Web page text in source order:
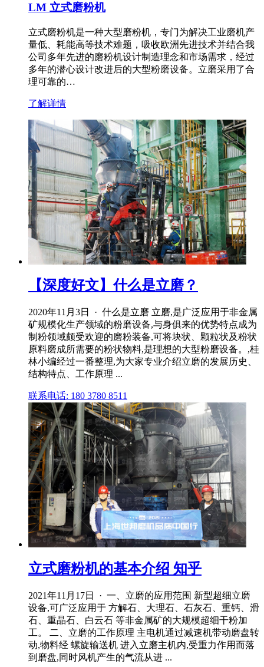
LM 立式磨粉机
立式磨粉机是一种大型磨粉机，专门为解决工业磨机产
量低、耗能高等技术难题，吸收欧洲先进技术并结合我
公司多年先进的磨粉机设计制造理念和市场需求，经过
多年的潜心设计改进后的大型粉磨设备。立磨采用了合
理可靠的…
了解详情
【深度好文】什么是立磨？
2020年11月3日 · 什么是立磨 立磨,是广泛应用于非金属
矿规模化生产领域的粉磨设备,与身俱来的优势特点成为
制粉领域颇受欢迎的磨粉装备,可将块状、颗粒状及粉状
原料磨成所需要的粉状物料,是理想的大型粉磨设备。,桂
林小编经过一番整理,为大家专业介绍立磨的发展历史、
结构特点、工作原理 ...
联系电话: 180 3780 8511
立式磨粉机的基本介绍 知乎
2021年11月17日 · 一、立磨的应用范围 新型超细立磨
设备,可广泛应用于 方解石、大理石、石灰石、重钙、滑
石、重晶石、白云石 等非金属矿的大规模超细干粉加
工。 二、立磨的工作原理 主电机通过减速机带动磨盘转
动,物料经 螺旋输送机 进入立磨主机内,受重力作用而落
到磨盘,同时风机产生的气流从进 ...